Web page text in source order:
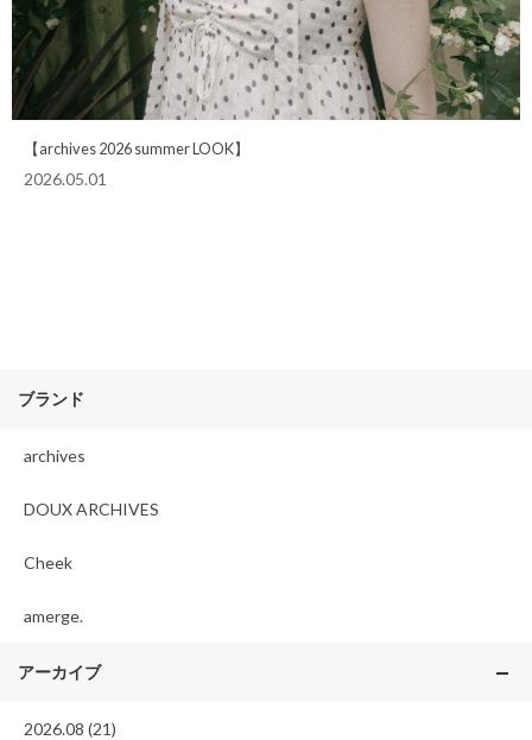
【archives 2026 summer LOOK】
2026.05.01
ブランド
archives
DOUX ARCHIVES
Cheek
amerge.
アーカイブ
2026.08 (21)